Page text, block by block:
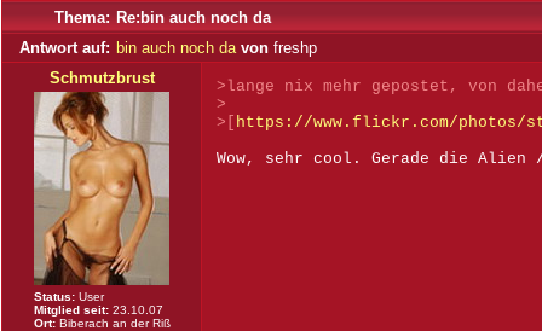
Thema: Re:bin auch noch da
Antwort auf: bin auch noch da von freshp
Schmutzbrust
Status: User
Mitglied seit: 23.10.07
Ort: Biberach an der Riß
>lange nix mehr gepostet, von
>
>[ https://www.flickr.com/photos/
Wow, sehr cool. Gerade die